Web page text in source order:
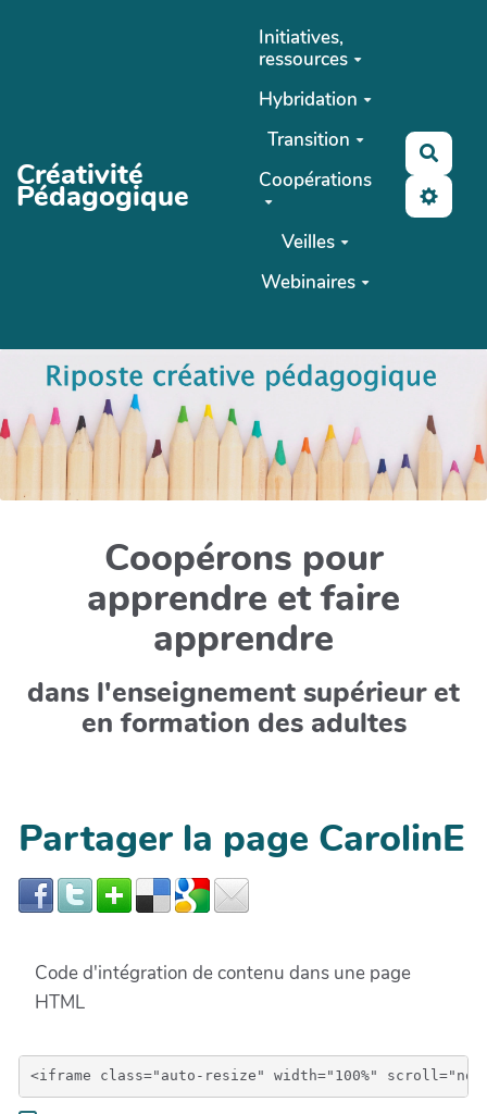
Créativité
Pédagogique
Initiatives,
ressources
Hybridation
Transition
Coopérations
Veilles
Webinaires
Coopérons pour
apprendre et faire
apprendre
dans l'enseignement supérieur et
en formation des adultes
Partager la page CarolinE
Code d'intégration de contenu dans une page
HTML